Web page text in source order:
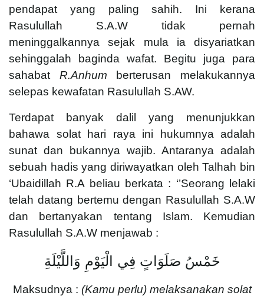
pendapat yang paling sahih. Ini kerana
Rasulullah S.A.W tidak pernah
meninggalkannya sejak mula ia disyariatkan
sehinggalah baginda wafat. Begitu juga para
sahabat R.Anhum berterusan melakukannya
selepas kewafatan Rasulullah S.AW.
Terdapat banyak dalil yang menunjukkan
bahawa solat hari raya ini hukumnya adalah
sunat dan bukannya wajib. Antaranya adalah
sebuah hadis yang diriwayatkan oleh Talhah bin
‘Ubaidillah R.A beliau berkata : ‘’Seorang lelaki
telah datang bertemu dengan Rasulullah S.A.W
dan bertanyakan tentang Islam. Kemudian
Rasulullah S.A.W menjawab :
خَمْسُ صَلَوَاتٍ فِي الْيَوْمِ وَاللَّيْلَةِ
Maksudnya : (Kamu perlu) melaksanakan solat